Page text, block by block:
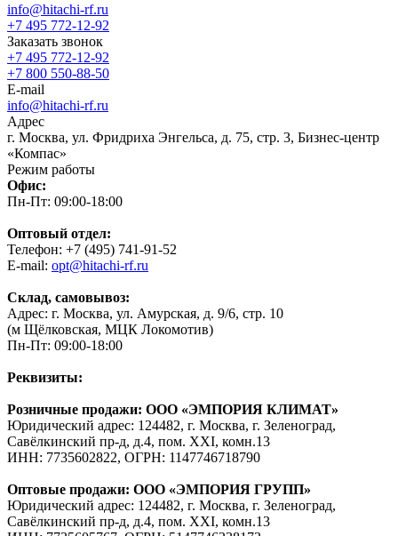
info@hitachi-rf.ru
+7 495 772-12-92
Заказать звонок
+7 495 772-12-92
+7 800 550-88-50
E-mail
info@hitachi-rf.ru
Адрес
г. Москва, ул. Фридриха Энгельса, д. 75, стр. 3, Бизнес-центр
«Компас»
Режим работы
Офис:
Пн-Пт: 09:00-18:00
Оптовый отдел:
Телефон: +7 (495) 741-91-52
E-mail: opt@hitachi-rf.ru
Склад, самовывоз:
Адрес: г. Москва, ул. Амурская, д. 9/6, стр. 10
(м Щёлковская, МЦК Локомотив)
Пн-Пт: 09:00-18:00
Реквизиты:
Розничные продажи: ООО «ЭМПОРИЯ КЛИМАТ»
Юридический адрес: 124482, г. Москва, г. Зеленоград,
Савёлкинский пр-д, д.4, пом. XXI, комн.13
ИНН: 7735602822, ОГРН: 1147746718790
Оптовые продажи: ООО «ЭМПОРИЯ ГРУПП»
Юридический адрес: 124482, г. Москва, г. Зеленоград,
Савёлкинский пр-д, д.4, пом. XXI, комн.13